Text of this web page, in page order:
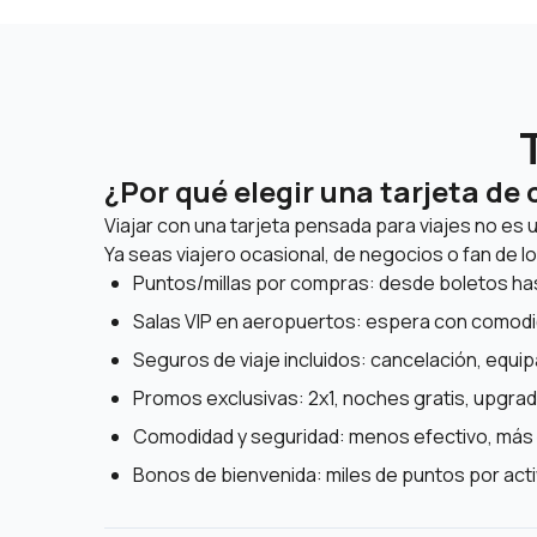
¿Por qué elegir una tarjeta de
Viajar con una tarjeta pensada para viajes no es
Ya seas viajero ocasional, de negocios o fan de
Puntos/millas por compras: desde boletos
Salas VIP en aeropuertos: espera con
Seguros de viaje incluidos: cancelación,
Promos exclusivas: 2x1, noches gratis,
Comodidad y seguridad: menos efectivo,
Bonos de bienvenida: miles de puntos por